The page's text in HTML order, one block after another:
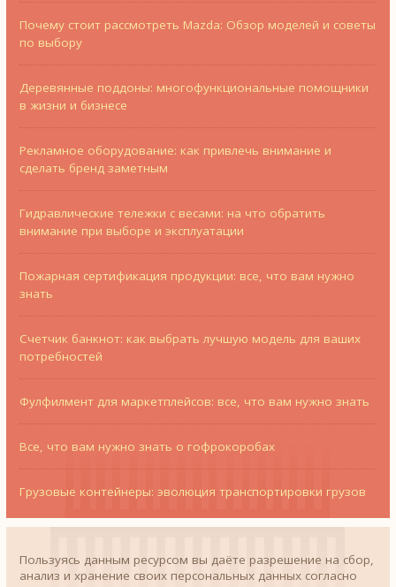
Почему стоит рассмотреть Mazda: Обзор моделей и советы
по выбору
Деревянные поддоны: многофункциональные помощники
в жизни и бизнесе
Рекламное оборудование: как привлечь внимание и
сделать бренд заметным
Гидравлические тележки с весами: на что обратить
внимание при выборе и эксплуатации
Пожарная сертификация продукции: все, что вам нужно
знать
Счетчик банкнот: как выбрать лучшую модель для ваших
потребностей
Фулфилмент для маркетплейсов: все, что вам нужно знать
Все, что вам нужно знать о гофрокоробах
Грузовые контейнеры: эволюция транспортировки грузов
Пользуясь данным ресурсом вы даёте разрешение на сбор,
анализ и хранение своих персональных данных согласно